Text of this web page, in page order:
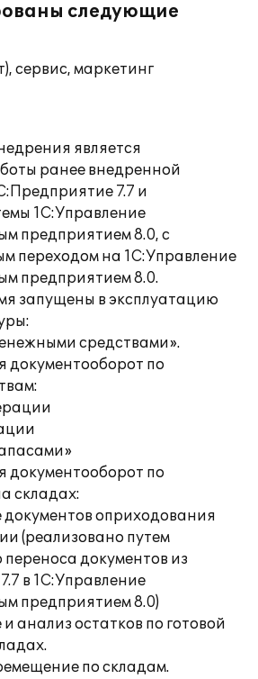
следующие
сервис, маркетинг
является
ранее внедренной
7.7 и
1С:Управление
предприятием 8.0, с
переходом на 1С:Управление
предприятием 8.0.
запущены в эксплуатацию
средствами».
документооборот по
документооборот по
складах:
оприходования
(реализовано путем
переноса документов из
в 1С:Управление
предприятием 8.0)
анализ остатков по готовой
по складам.